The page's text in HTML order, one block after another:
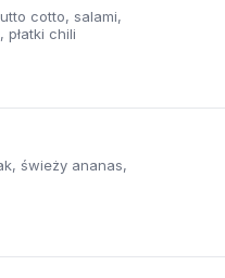
cotto, salami,
chili
świeży ananas,